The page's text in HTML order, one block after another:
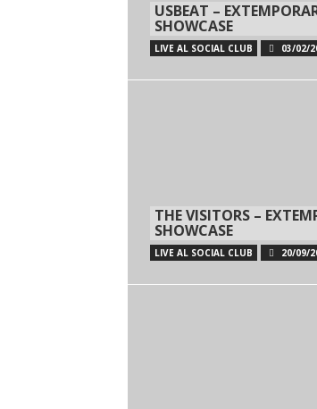
USBEAT –
SHOWCASE
LIVE AL SOCIAL CLUB 03/02/
THE VISITORS –
SHOWCASE
LIVE AL SOCIAL CLUB 20/09/